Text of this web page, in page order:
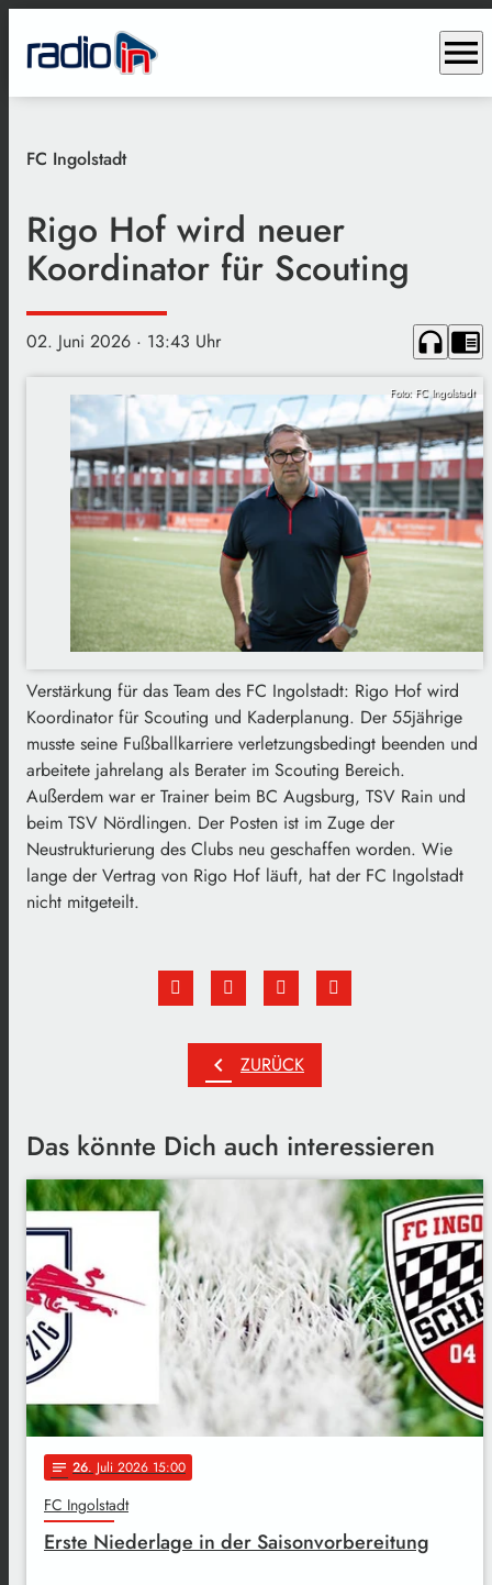
menu
FC Ingolstadt
Rigo Hof wird neuer
Koordinator für Scouting
02. Juni 2026 · 13:43 Uhr headphones chrome_reader_mode
Foto: FC Ingolstadt
Verstärkung für das Team des FC Ingolstadt: Rigo Hof wird
Koordinator für Scouting und Kaderplanung. Der 55jährige
musste seine Fußballkarriere verletzungsbedingt beenden und
arbeitete jahrelang als Berater im Scouting Bereich.
Außerdem war er Trainer beim BC Augsburg, TSV Rain und
beim TSV Nördlingen. Der Posten ist im Zuge der
Neustrukturierung des Clubs neu geschaffen worden. Wie
lange der Vertrag von Rigo Hof läuft, hat der FC Ingolstadt
nicht mitgeteilt.
chevron_left ZURÜCK
Das könnte Dich auch interessieren
notes 26. Juli 2026 15:00
FC Ingolstadt
Erste Niederlage in der Saisonvorbereitung